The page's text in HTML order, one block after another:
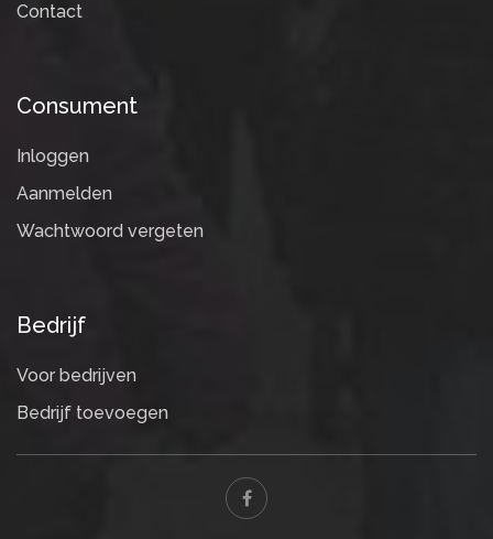
Contact
Consument
Inloggen
Aanmelden
Wachtwoord vergeten
Bedrijf
Voor bedrijven
Bedrijf toevoegen